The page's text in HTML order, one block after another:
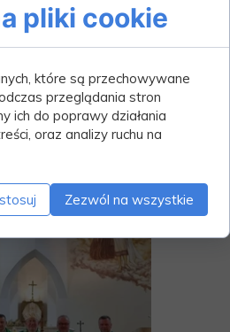
pliki cookie
które są przechowywane
przeglądania stron
ich do poprawy działania
oraz analizy ruchu na
Zezwól na wszystkie